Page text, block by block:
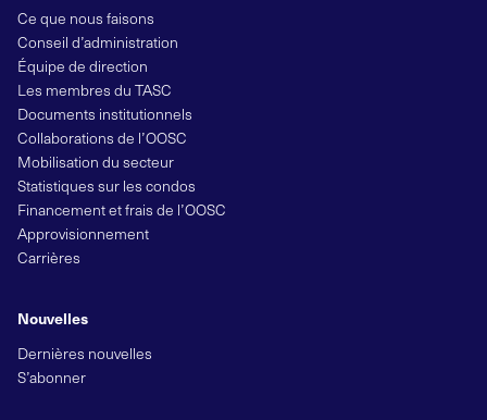
Ce que nous faisons
Conseil d’administration
Équipe de direction
Les membres du TASC
Documents institutionnels
Collaborations de l’OOSC
Mobilisation du secteur
Statistiques sur les condos
Financement et frais de l’OOSC
Approvisionnement
Carrières
Nouvelles
Dernières nouvelles
S’abonner